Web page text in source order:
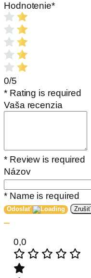
Hodnotenie*
0/5
* Rating is required
Vaša recenzia
* Review is required
Názov
* Name is required
Odoslať Zrušiť
0,0